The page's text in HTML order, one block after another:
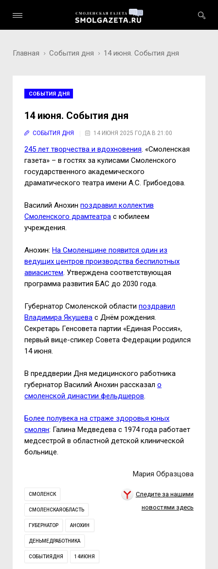
Главная События дня 14 июня. События дня
СОБЫТИЯ ДНЯ
14 июня. События дня
СОБЫТИЯ ДНЯ 14 ИЮНЯ 2025 ГОДА В 21:00
245 лет творчества и вдохновения. «Смоленская
газета» – в гостях за кулисами Смоленского
государственного академического
драматического театра имени А.С. Грибоедова.
Василий Анохинпоздравил коллектив
Смоленского драмтеатра с юбилеем
учреждения.
Анохин:На Смоленщине появится один из
ведущих центров производства беспилотных
авиасистем. Утверждена соответствующая
программа развития БАС до 2030 года.
Губернатор Смоленской областипоздравил
Владимира Якушева с Днём рождения.
Секретарь Генсовета партии «Единая Россия»,
первый вице-спикер Совета Федерации родился
14 июня.
В преддверии Дня медицинского работника
губернатор Василий Анохин рассказало
смоленской династии фельдшеров.
Более полувека на страже здоровья юных
смолян: Галина Медведева с 1974 года работает
медсестрой в областной детской клинической
больнице.
Мария Образцова
СМОЛЕНСК
СМОЛЕНСКАЯОБЛАСТЬ
ГУБЕРНАТОР АНОХИН
ДЕНЬМЕДРАБОТНИКА
СОБЫТИЯДНЯ 14ИЮНЯ
Следите за нашими
новостями здесь